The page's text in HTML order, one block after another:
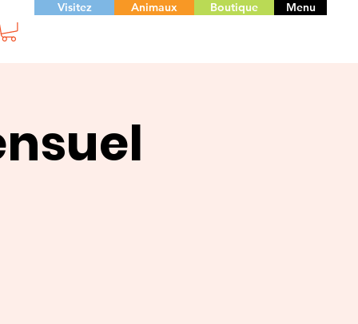
Visitez Animaux Boutique Menu